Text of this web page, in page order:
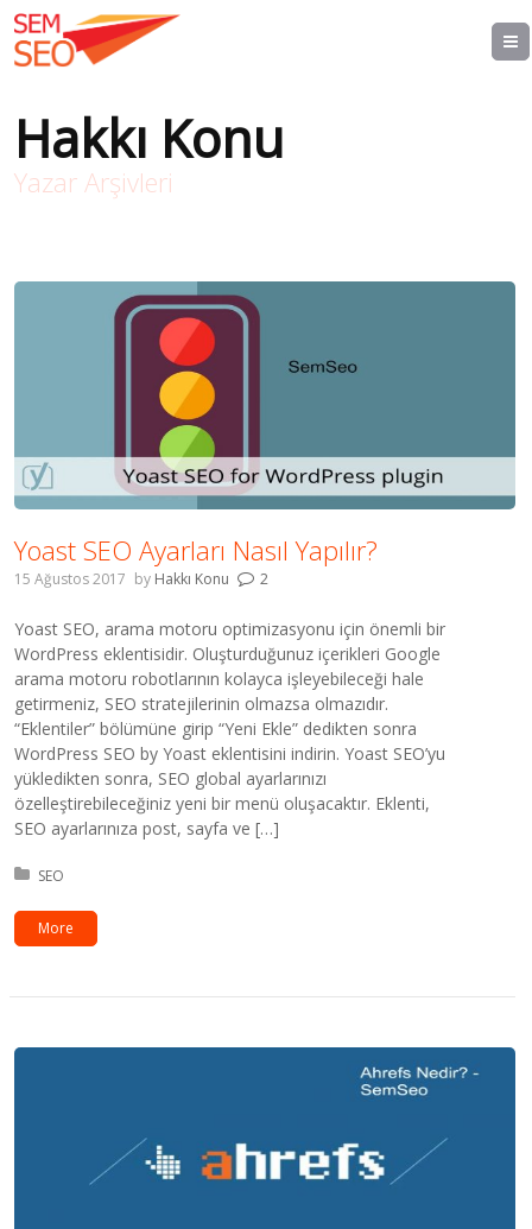
Hakkı Konu
Yazar Arşivleri
Yoast SEO Ayarları Nasıl Yapılır?
15 Ağustos 2017 by Hakkı Konu 2
Yoast SEO, arama motoru optimizasyonu için önemli bir
WordPress eklentisidir. Oluşturduğunuz içerikleri Google
arama motoru robotlarının kolayca işleyebileceği hale
getirmeniz, SEO stratejilerinin olmazsa olmazıdır.
“Eklentiler” bölümüne girip “Yeni Ekle” dedikten sonra
WordPress SEO by Yoast eklentisini indirin. Yoast SEO’yu
yükledikten sonra, SEO global ayarlarınızı
özelleştirebileceğiniz yeni bir menü oluşacaktır. Eklenti,
SEO ayarlarınıza post, sayfa ve […]
Kategori:
SEO
More